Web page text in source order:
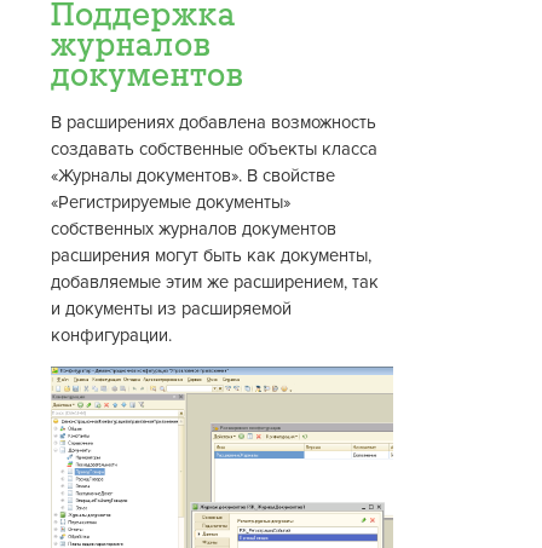
Поддержка
журналов
документов
В расширениях добавлена возможность
создавать собственные объекты класса
«Журналы документов». В свойстве
«Регистрируемые документы»
собственных журналов документов
расширения могут быть как документы,
добавляемые этим же расширением, так
и документы из расширяемой
конфигурации.